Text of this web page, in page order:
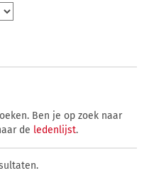
Ben je op zoek naar
de ledenlijst.